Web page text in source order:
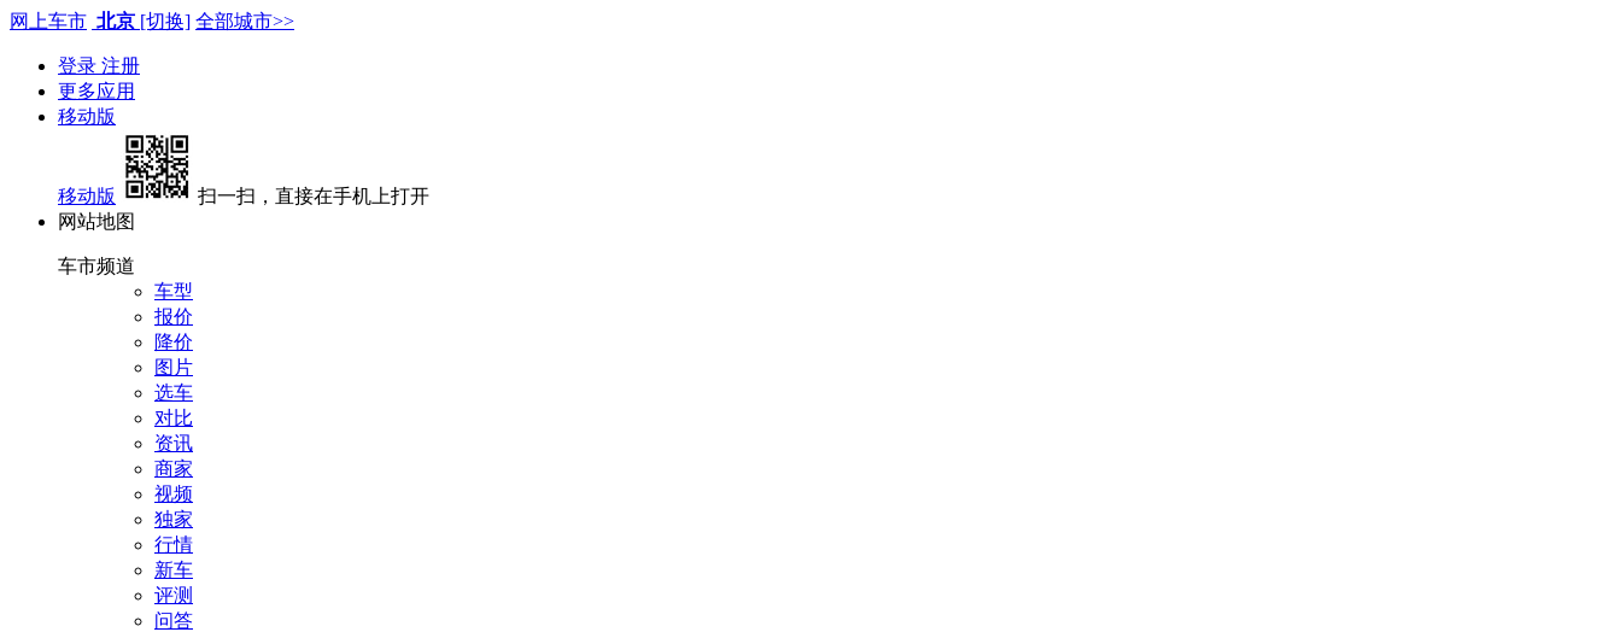
网上车市 北京 [切换] 全部城市>>
登录 注册
更多应用
移动版
移动版
扫一扫，直接在手机上打开
网站地图
车市频道
车型
报价
降价
图片
选车
对比
资讯
商家
视频
独家
行情
新车
评测
问答